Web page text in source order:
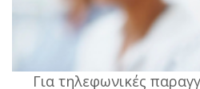
Για τηλεφωνικές